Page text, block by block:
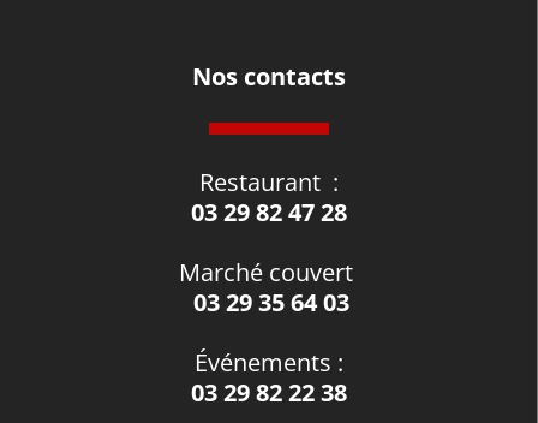
Nos contacts
Restaurant :
03 29 82 47 28
Marché couvert
03 29 35 64 03
Événements :
03 29 82 22 38